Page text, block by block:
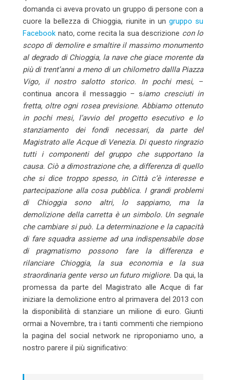
domanda ci aveva provato un gruppo di persone con a
cuore la bellezza di Chioggia, riunite in un gruppo su
Facebook nato, come recita la sua descrizione con lo
scopo di demolire e smaltire il massimo monumento
al degrado di Chioggia, la nave che giace morente da
più di trent’anni a meno di un chilometro dallla Piazza
Vigo, il nostro salotto storico.
In pochi mesi, –
continua ancora il messaggio – siamo cresciuti in
fretta, oltre ogni rosea previsione. Abbiamo ottenuto
in pochi mesi, l’avvio del progetto esecutivo e lo
stanziamento dei fondi necessari, da parte del
Magistrato alle Acque di Venezia. Di questo ringrazio
tutti i componenti del gruppo che supportano la
causa. Ciò a dimostrazione che, a differenza di quello
che si dice troppo spesso, in Città c’è interesse e
partecipazione alla cosa pubblica. I grandi problemi
di Chioggia sono altri, lo sappiamo, ma la
demolizione della carretta è un simbolo. Un segnale
che cambiare si può. La determinazione e la capacità
di fare squadra assieme ad una indispensabile dose
di pragmatismo possono fare la differenza e
rilanciare Chioggia, la sua economia e la sua
straordinaria gente verso un futuro migliore. Da qui, la
promessa da parte del Magistrato alle Acque di far
iniziare la demolizione entro al primavera del 2013 con
la disponibilità di stanziare un milione di euro. Giunti
ormai a Novembre, tra i tanti commenti che riempiono
la pagina del social network ne riproponiamo uno, a
nostro parere il più significativo: